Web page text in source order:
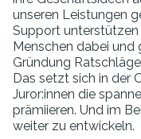
unseren Leistungen
Support unterstützen
Menschen dabei und
Gründung
Das setzt sich in der
Juror:innen die
prämiieren. Und im
weiter zu entwickeln.